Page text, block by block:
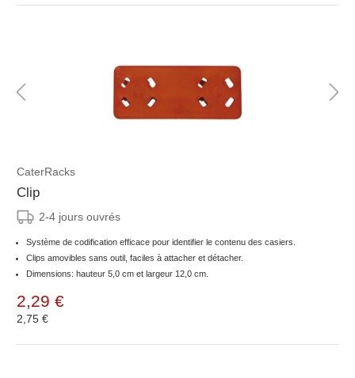
CaterRacks
Clip
2-4 jours ouvrés
Système de codification efficace pour identifier le contenu des casiers.
Clips amovibles sans outil, faciles à attacher et détacher.
Dimensions: hauteur 5,0 cm et largeur 12,0 cm.
2,29 €
2,75 €